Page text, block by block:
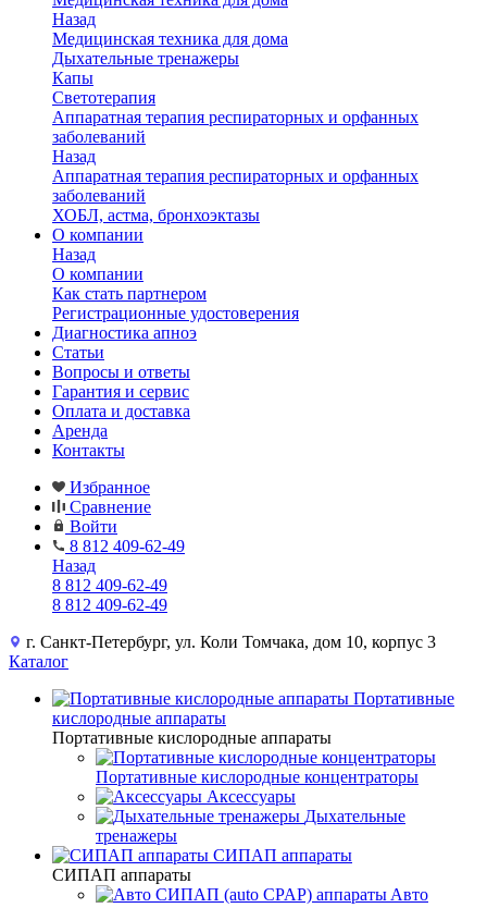
Назад
Медицинская техника для дома
Дыхательные тренажеры
Капы
Светотерапия
Аппаратная терапия респираторных и орфанных
заболеваний
Назад
Аппаратная терапия респираторных и орфанных
заболеваний
ХОБЛ, астма, бронхоэктазы
О компании
Назад
О компании
Как стать партнером
Регистрационные удостоверения
Диагностика апноэ
Статьи
Вопросы и ответы
Гарантия и сервис
Оплата и доставка
Аренда
Контакты
Избранное
Сравнение
Войти
8 812 409-62-49
Назад
8 812 409-62-49
8 812 409-62-49
г. Санкт-Петербург, ул. Коли Томчака, дом 10, корпус 3
Каталог
Портативные
кислородные аппараты
Портативные кислородные аппараты
Портативные кислородные концентраторы
Аксессуары
Дыхательные
тренажеры
СИПАП аппараты
СИПАП аппараты
Aвто